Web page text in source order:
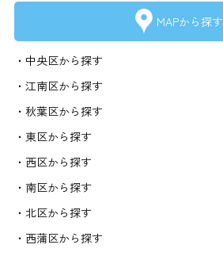
MAPから探す
・中央区から探す
・江南区から探す
・秋葉区から探す
・東区から探す
・西区から探す
・南区から探す
・北区から探す
・西蒲区から探す